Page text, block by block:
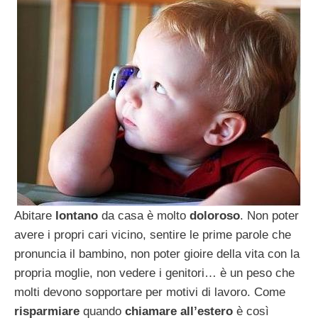
Abitare lontano da casa è molto doloroso. Non poter
avere i propri cari vicino, sentire le prime parole che
pronuncia il bambino, non poter gioire della vita con la
propria moglie, non vedere i genitori… è un peso che
molti devono sopportare per motivi di lavoro. Come
risparmiare quando chiamare all’estero è così